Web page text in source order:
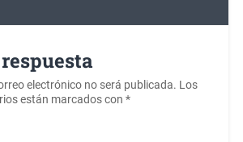
electrónico no será publicada. Los
están marcados con *